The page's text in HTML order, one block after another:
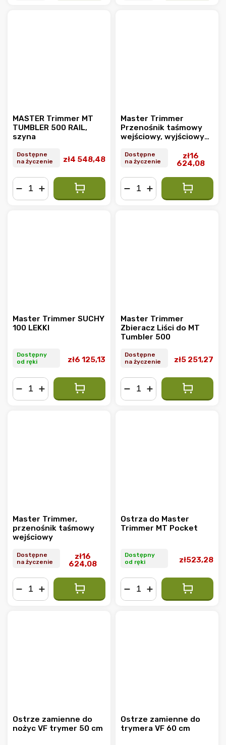
MASTER Trimmer MT
TUMBLER 500 RAIL,
szyna
Dostępne
na życzenie
zł4 548,48
Master Trimmer
Przenośnik taśmowy
wejściowy, wyjściowy
Dostępne
na życzenie
zł16
624,08
Master Trimmer SUCHY
100 LEKKI
Dostępny
od ręki
zł6 125,13
Master Trimmer
Zbieracz Liści do MT
Tumbler 500
Dostępne
na życzenie
zł5 251,27
Master Trimmer,
przenośnik taśmowy
wejściowy
Dostępne
na życzenie
zł16
624,08
Ostrza do Master
Trimmer MT Pocket
Dostępny
od ręki
zł523,28
Ostrze zamienne do
nożyc VF trymer 50 cm
Ostrze zamienne do
trymera VF 60 cm